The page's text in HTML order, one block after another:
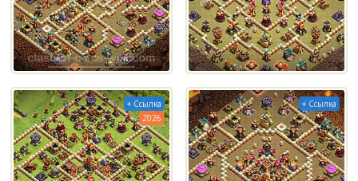
+ Ссылка
2026
+ Ссылка